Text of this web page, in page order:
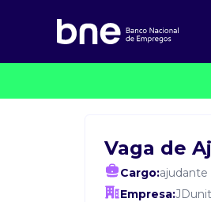
Vaga de
Cargo:
Empresa:JDunit